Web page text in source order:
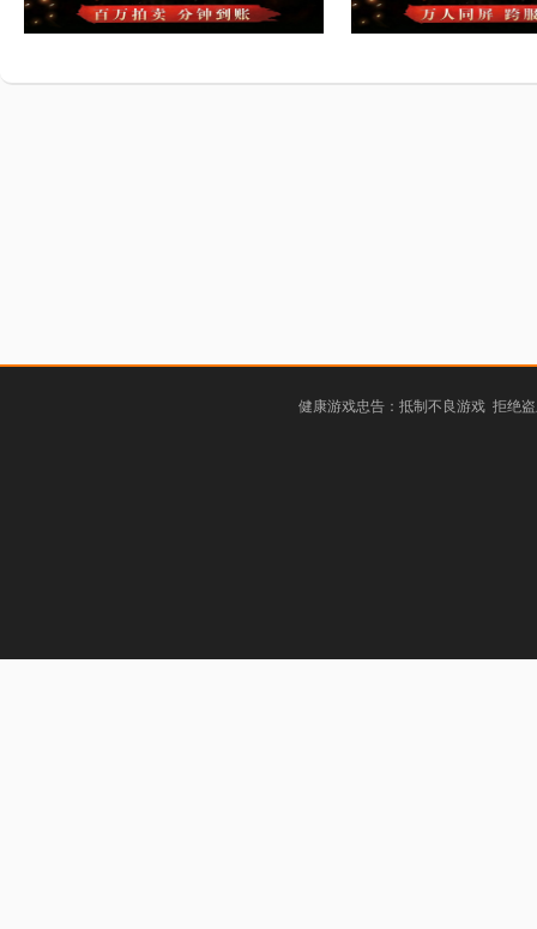
健康游戏忠告：抵制不良游戏 拒绝